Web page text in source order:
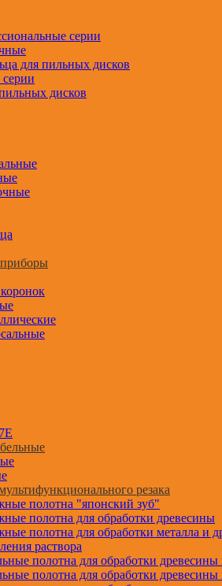
серии
для пильных дисков
дисков
резака
полотна "японский зуб"
полотна для обработки древесины
полотна для обработки металла и
раствора
полотна для обработки древесины
полотна для обработки древесины